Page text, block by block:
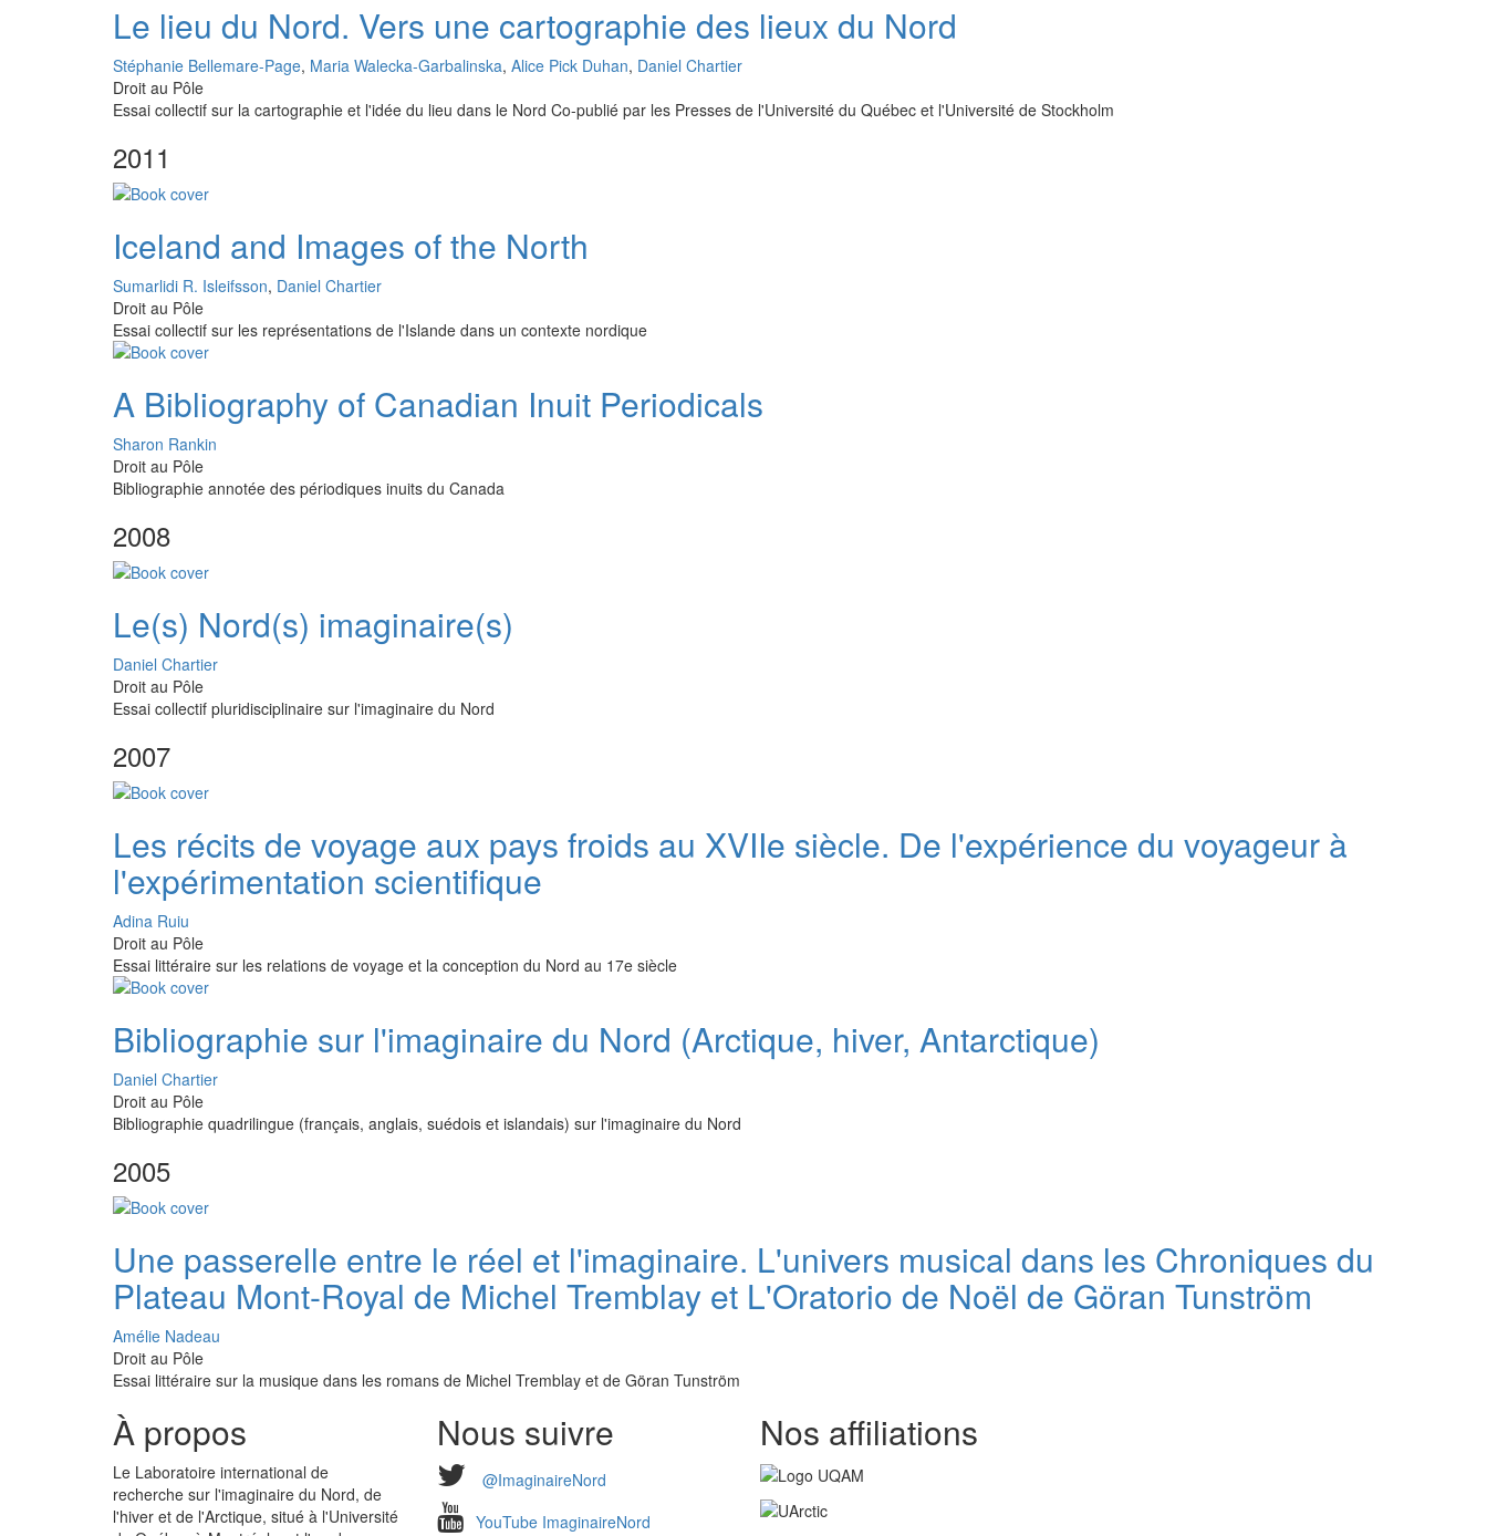
Le lieu du Nord. Vers une cartographie des lieux du Nord
Stéphanie Bellemare-Page, Maria Walecka-Garbalinska, Alice Pick Duhan, Daniel Chartier
Droit au Pôle
Essai collectif sur la cartographie et l'idée du lieu dans le Nord Co-publié par les Presses de l'Université du Québec et l'Université de Stockholm
2011
Iceland and Images of the North
Sumarlidi R. Isleifsson, Daniel Chartier
Droit au Pôle
Essai collectif sur les représentations de l'Islande dans un contexte nordique
A Bibliography of Canadian Inuit Periodicals
Sharon Rankin
Droit au Pôle
Bibliographie annotée des périodiques inuits du Canada
2008
Le(s) Nord(s) imaginaire(s)
Daniel Chartier
Droit au Pôle
Essai collectif pluridisciplinaire sur l'imaginaire du Nord
2007
Les récits de voyage aux pays froids au XVIIe siècle. De l'expérience du voyageur à
l'expérimentation scientifique
Adina Ruiu
Droit au Pôle
Essai littéraire sur les relations de voyage et la conception du Nord au 17e siècle
Bibliographie sur l'imaginaire du Nord (Arctique, hiver, Antarctique)
Daniel Chartier
Droit au Pôle
Bibliographie quadrilingue (français, anglais, suédois et islandais) sur l'imaginaire du Nord
2005
Une passerelle entre le réel et l'imaginaire. L'univers musical dans les Chroniques du
Plateau Mont-Royal de Michel Tremblay et L'Oratorio de Noël de Göran Tunström
Amélie Nadeau
Droit au Pôle
Essai littéraire sur la musique dans les romans de Michel Tremblay et de Göran Tunström
À propos
Le Laboratoire international de
recherche sur l'imaginaire du Nord, de
l'hiver et de l'Arctique, situé à l'Université
Nous suivre
@ImaginaireNord
YouTube ImaginaireNord
Nos affiliations